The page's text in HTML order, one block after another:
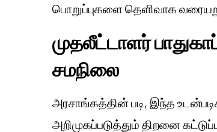
பொறுப்புகளை தெளிவாக
முதலீட்டாளர்
சமநிலை
அரசாங்கத்தின் படி, இந்த
அறிமுகப்படுத்தும் திறனை